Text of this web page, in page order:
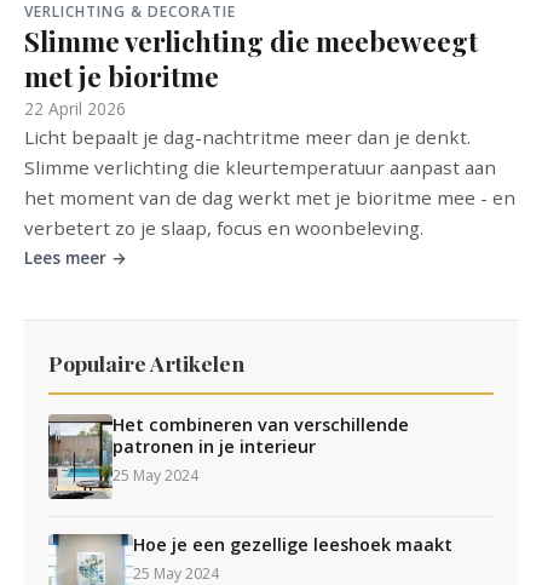
VERLICHTING & DECORATIE
Slimme verlichting die meebeweegt
met je bioritme
22 April 2026
Licht bepaalt je dag-nachtritme meer dan je denkt.
Slimme verlichting die kleurtemperatuur aanpast aan
het moment van de dag werkt met je bioritme mee - en
verbetert zo je slaap, focus en woonbeleving.
Lees meer →
Populaire Artikelen
Het combineren van verschillende
patronen in je interieur
25 May 2024
Hoe je een gezellige leeshoek maakt
25 May 2024